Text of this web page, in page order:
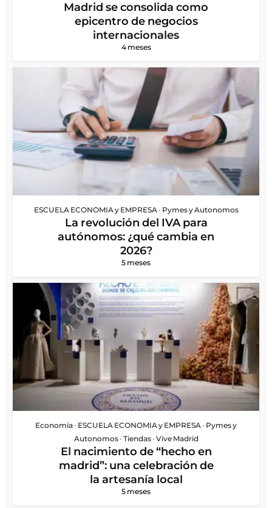
Madrid se consolida como
epicentro de negocios
internacionales
4 meses
ESCUELA ECONOMIA y EMPRESA • Pymes y Autonomos
La revolución del IVA para
autónomos: ¿qué cambia en
2026?
5 meses
Economia • ESCUELA ECONOMIA y EMPRESA • Pymes y
Autonomos • Tiendas • Vive Madrid
El nacimiento de “hecho en
madrid”: una celebración de
la artesanía local
5 meses